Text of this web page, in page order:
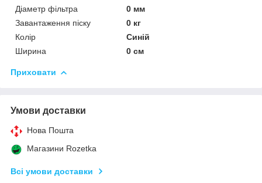
Діаметр фільтра
0 мм
Завантаження піску
0 кг
Колір
Синій
Ширина
0 см
Приховати
Умови доставки
Нова Пошта
Магазини Rozetka
Всі умови доставки